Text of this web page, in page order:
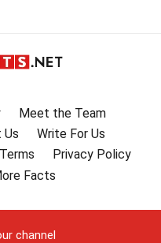
Meet the Team
Us
Write For Us
Terms
Privacy Policy
Facts
channel